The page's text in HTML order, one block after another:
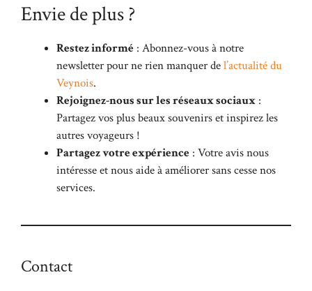
Envie de plus ?
Restez informé : Abonnez-vous à notre
newsletter pour ne rien manquer del’actualité du
Veynois.
Rejoignez-nous sur les réseaux sociaux :
Partagez vos plus beaux souvenirs et inspirez les
autres voyageurs !
Partagez votre expérience : Votre avis nous
intéresse et nous aide à améliorer sans cesse nos
services.
Contact